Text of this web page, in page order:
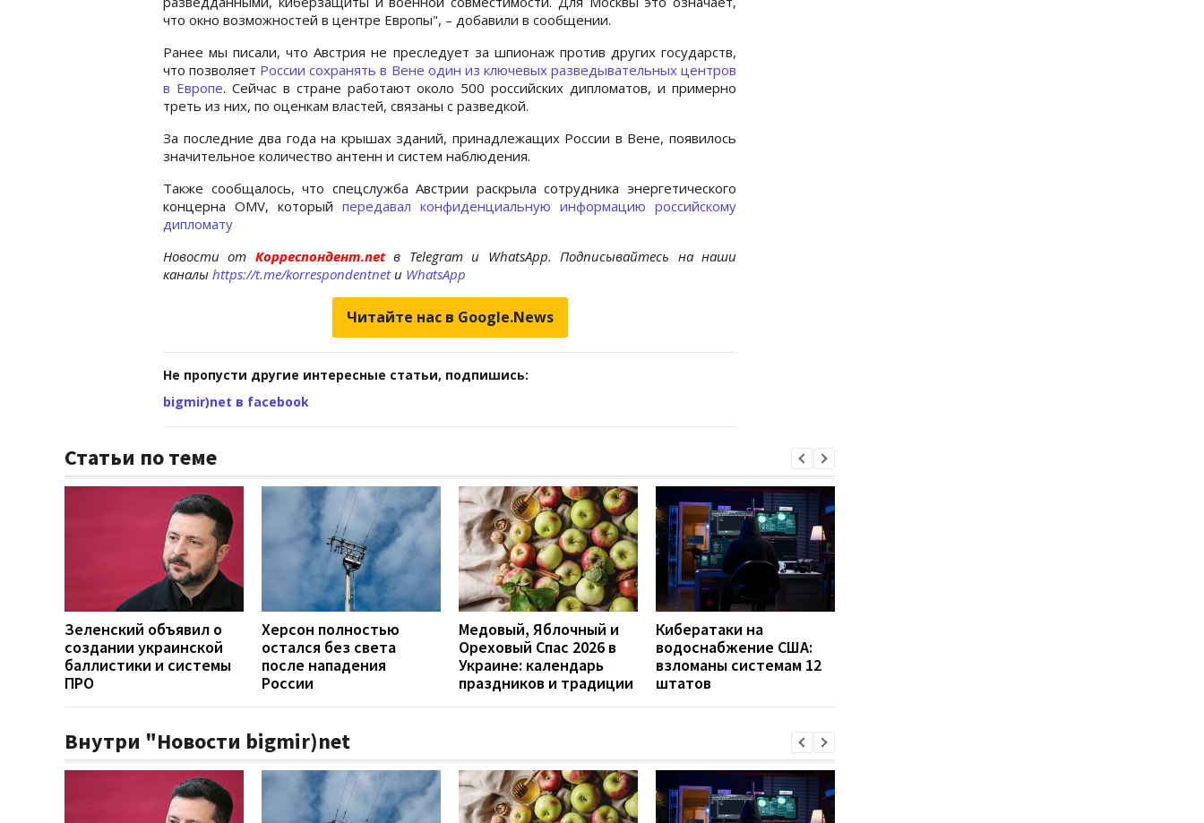
что окно возможностей в центре Европы", – добавили в сообщении.
Ранее мы писали, что Австрия не преследует за шпионаж против других государств,
что позволяет России сохранять в Вене один из ключевых разведывательных центров
в Европе. Сейчас в стране работают около 500 российских дипломатов, и примерно
треть из них, по оценкам властей, связаны с разведкой.
За последние два года на крышах зданий, принадлежащих России в Вене, появилось
значительное количество антенн и систем наблюдения.
Также сообщалось, что спецслужба Австрии раскрыла сотрудника энергетического
концерна OMV, который передавал конфиденциальную информацию российскому
дипломату
Новости от Корреспондент.netв Telegram и WhatsApp. Подписывайтесь на наши
каналы https://t.me/korrespondentnetи WhatsApp
Читайте нас в Google.News
Не пропусти другие интересные статьи, подпишись:
bigmir)net в facebook
Статьи по теме
Зеленский объявил о
создании украинской
баллистики и системы
ПРО
Херсон полностью
остался без света
после нападения
России
Медовый, Яблочный и
Ореховый Спас 2026 в
Украине: календарь
праздников и традиции
Кибератаки на
водоснабжение США:
взломаны системам 12
штатов
Внутри "Новости bigmir)net